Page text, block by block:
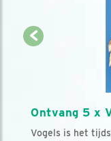
Ontvang 5 x
Vogels is het